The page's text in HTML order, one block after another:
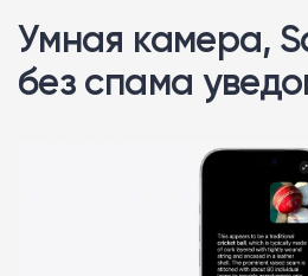
Умная камера,
без спама